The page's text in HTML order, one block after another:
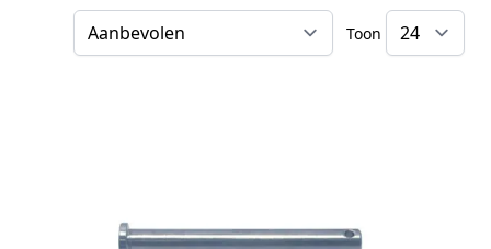
Sorteer op
Toon